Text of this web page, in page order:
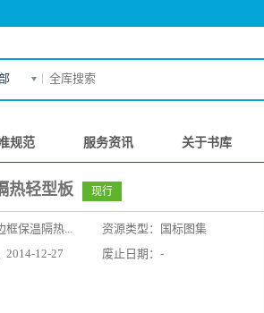
规范 服务资讯 关于书库
热轻型板 现行
框保温隔热...
资源类型：国标图集
2014-12-27
废止日期：-